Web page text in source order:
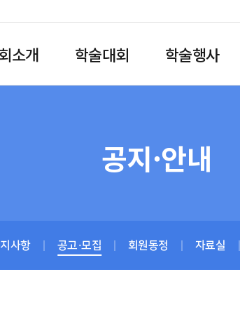
소개 학술대회 학술행사
공지·안내
사항 공고·모집 회원동정 자료실